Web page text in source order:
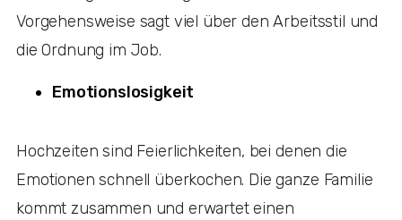
Vorgehensweise sagt viel über den Arbeitsstil und
die Ordnung im Job.
Emotionslosigkeit
Hochzeiten sind Feierlichkeiten, bei denen die
Emotionen schnell überkochen. Die ganze Familie
kommt zusammen und erwartet einen